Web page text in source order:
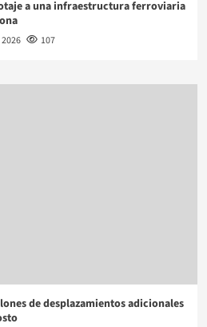
a una infraestructura ferroviaria
107
de desplazamientos adicionales